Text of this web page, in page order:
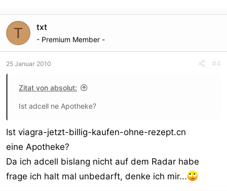
T txt
- Premium Member -
25 Januar 2010 #4
Zitat von absolut:
Ist adcell ne Apotheke?
Ist viagra-jetzt-billig-kaufen-ohne-rezept.cn
eine Apotheke?
Da ich adcell bislang nicht auf dem Radar habe
frage ich halt mal unbedarft, denke ich mir...